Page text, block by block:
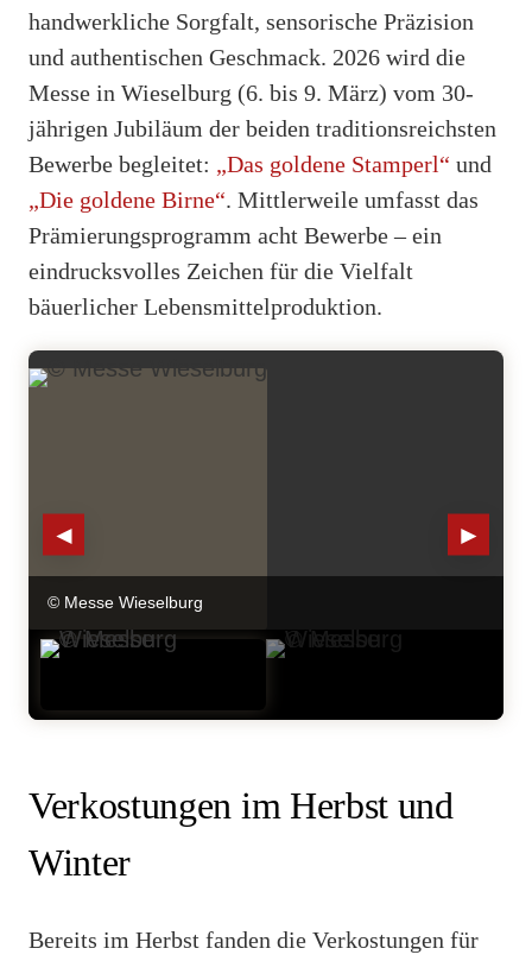
handwerkliche Sorgfalt, sensorische Präzision
und authentischen Geschmack. 2026 wird die
Messe in Wieselburg (6. bis 9. März) vom 30-
jährigen Jubiläum der beiden traditionsreichsten
Bewerbe begleitet: „Das goldene Stamperl“ und
„Die goldene Birne“. Mittlerweile umfasst das
Prämierungsprogramm acht Bewerbe – ein
eindrucksvolles Zeichen für die Vielfalt
bäuerlicher Lebensmittelproduktion.
© Messe Wieselburg
◄ ►
Verkostungen im Herbst und
Winter
Bereits im Herbst fanden die Verkostungen für